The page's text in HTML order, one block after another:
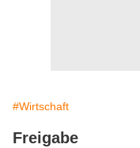
#Wirtschaft
Freigabe